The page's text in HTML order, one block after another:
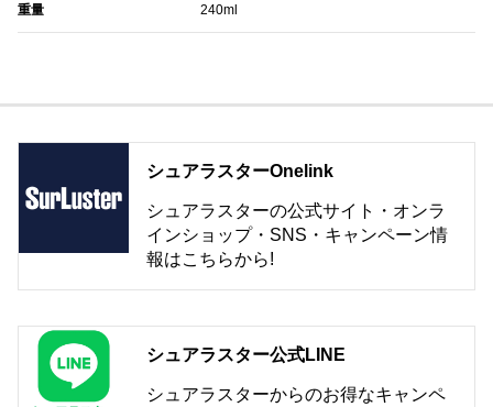
重量 240ml
シュアラスターOnelink
シュアラスターの公式サイト・オンラ
インショップ・SNS・キャンペーン情
報はこちらから!
シュアラスター公式LINE
シュアラスターからのお得なキャンペ